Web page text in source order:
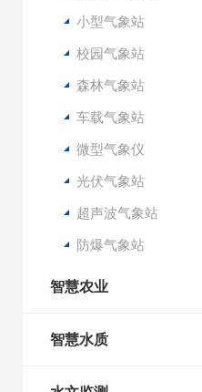
小型气象站
校园气象站
森林气象站
车载气象站
微型气象仪
光伏气象站
超声波气象站
防爆气象站
智慧农业
智慧水质